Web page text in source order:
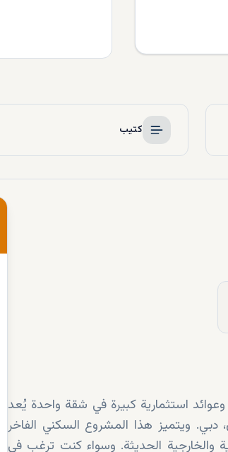
كتيب
استثمارية كبيرة في شقة واحدة يُعد
ويتميز هذا المشروع السكني الفاخر
والخارجية الحديثة. وسواء كنت ترغب في